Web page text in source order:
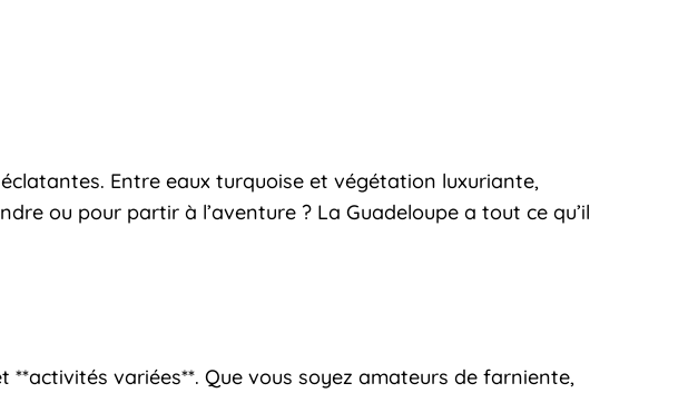
Entre eaux turquoise et végétation luxuriante,
ou pour partir à l’aventure ? La Guadeloupe a tout ce qu’il
variées**. Que vous soyez amateurs de farniente,